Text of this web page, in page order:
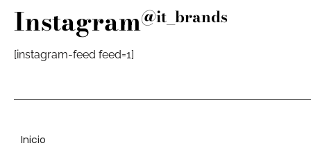
Instagram@it_brands
[instagram-feed feed=1]
Inicio